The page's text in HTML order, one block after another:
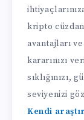
kripto
avantajları
kararınızı
sıklığınızı,
seviyenizi
Kendi